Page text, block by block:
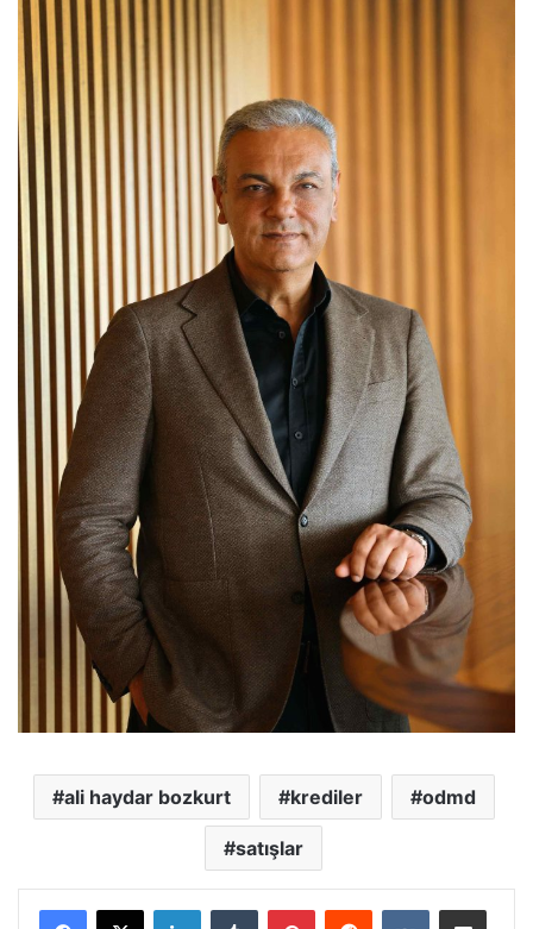
ali haydar bozkurt krediler odmd
satışlar
LinkedInTumblr PinterestReddit VKontakteE-Posta ile paylaş